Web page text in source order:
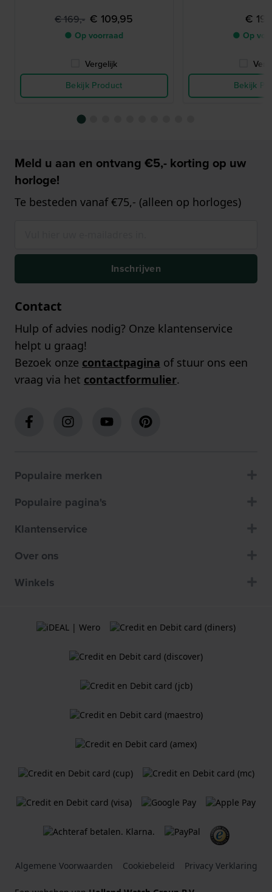
€ 169,- € 109,95
● Op voorraad
Vergelijk
Bekijk Product
€
● Op
Bekijk
Meld u aan en ontvang €5,- korting op uw
horloge!
Te besteden vanaf €75,- (alleen op horloges)
Inschrijven
Contact
Hulp of advies nodig? Onze klantenservice
helpt u graag!
Bezoek onze contactpagina of stuur ons een
vraag via het contactformulier.
Populaire merken
Populaire pagina's
Klantenservice
Over ons
Winkels
Algemene Voorwaarden Cookiebeleid Privacy Verklaring